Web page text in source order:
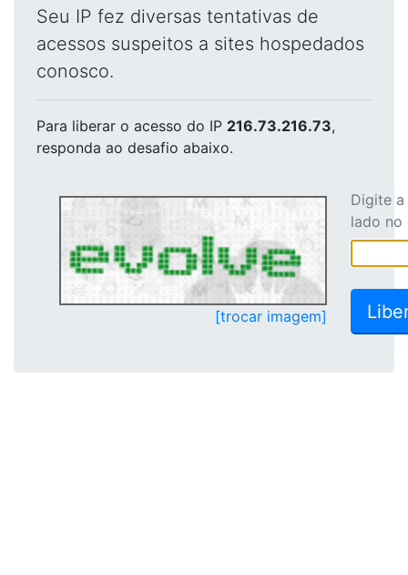
Seu IP fez diversas tentativas de
acessos suspeitos a sites hospedados
conosco.
Para liberar o acesso do IP 216.73.216.73,
responda ao desafio abaixo.
[trocar imagem]
Digite
lado no